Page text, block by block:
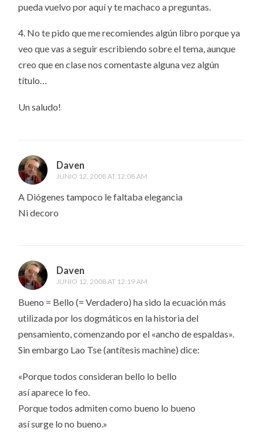
pueda vuelvo por aquí y te machaco a preguntas.
4. No te pido que me recomiendes algún libro porque ya
veo que vas a seguir escribiendo sobre el tema, aunque
creo que en clase nos comentaste alguna vez algún
título…
Un saludo!
Daven
JUNIO 12, 2008 AT 12:08 AM
A Diógenes tampoco le faltaba elegancia
Ni decoro
Daven
JUNIO 12, 2008 AT 12:19 AM
Bueno = Bello (= Verdadero) ha sido la ecuación más
utilizada por los dogmáticos en la historia del
pensamiento, comenzando por el «ancho de espaldas».
Sin embargo Lao Tse (antítesis machine) dice:
«Porque todos consideran bello lo bello
así aparece lo feo.
Porque todos admiten como bueno lo bueno
así surge lo no bueno.»